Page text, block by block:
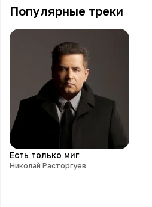
Популярные треки
Есть только миг
Николай Расторгуев